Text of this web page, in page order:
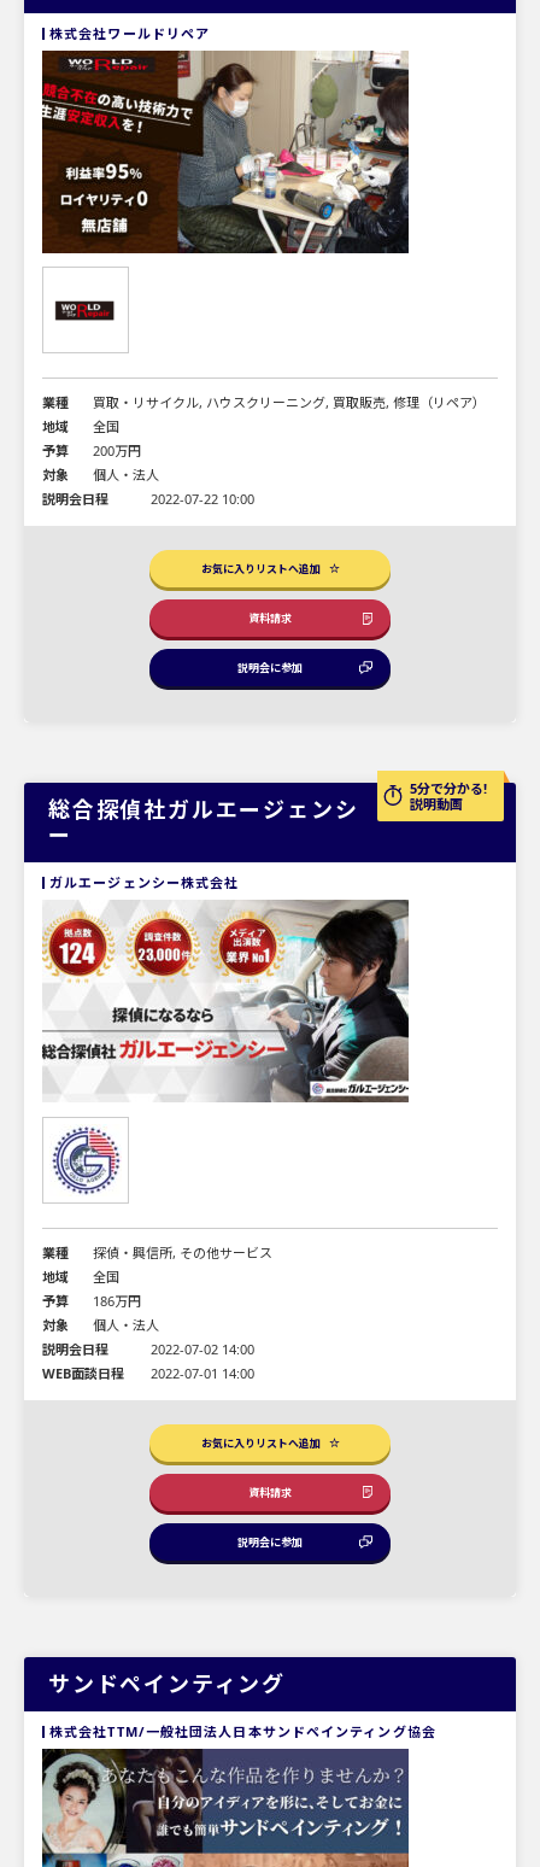
株式会社ワールドリペア
業種
買取・リサイクル, ハウスクリーニング, 買取販売, 修理（リペア）
地域
全国
予算
200万円
対象
個人・法人
説明会日程
2022-07-22 10:00
お気に入りリストへ追加
資料請求
説明会に参加
5分で分かる!
説明動画
総合探偵社ガルエージェンシ
ー
ガルエージェンシー株式会社
業種
探偵・興信所, その他サービス
地域
全国
予算
186万円
対象
個人・法人
説明会日程
2022-07-02 14:00
WEB面談日程
2022-07-01 14:00
お気に入りリストへ追加
資料請求
説明会に参加
サンドペインティング
株式会社TTM/一般社団法人日本サンドペインティング協会